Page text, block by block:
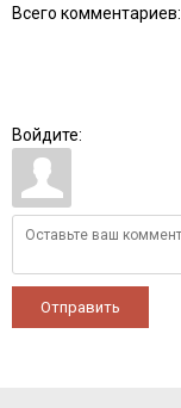
Всего комментариев:
Войдите:
Отправить